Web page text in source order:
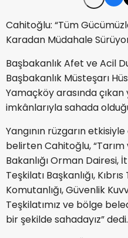
Cahitoğlu: “Tüm
Karadan Müdahale
Başbakanlık Afet ve Acil
Başbakanlık Müsteşarı
Yamaçköy arasında
imkânlarıyla sahada
Yangının rüzgarın etkisiyle
belirten Cahitoğlu,
Bakanlığı Orman Dairesi,
Teşkilatı Başkanlığı,
Komutanlığı, Güvenlik
Teşkilatımız ve bölge
bir şekilde sahadayız” dedi.